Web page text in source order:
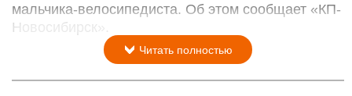
мальчика-велосипедиста. Об этом сообщает «КП-
Новосибирск».
Читать полностью